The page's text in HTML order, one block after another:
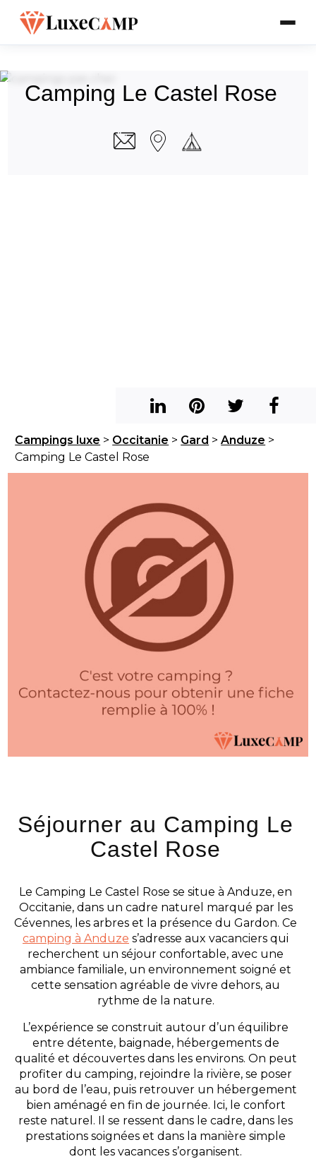
Camping Le Castel Rose
Campings luxe > Occitanie > Gard >Anduze >
Camping Le Castel Rose
Séjourner au Camping Le
Castel Rose
Le Camping Le Castel Rose se situe à Anduze, en
Occitanie, dans un cadre naturel marqué par les
Cévennes, les arbres et la présence du Gardon. Ce
camping à Anduze s’adresse aux vacanciers qui
recherchent un séjour confortable, avec une
ambiance familiale, un environnement soigné et
cette sensation agréable de vivre dehors, au
rythme de la nature.
L’expérience se construit autour d’un équilibre
entre détente, baignade, hébergements de
qualité et découvertes dans les environs. On peut
profiter du camping, rejoindre la rivière, se poser
au bord de l’eau, puis retrouver un hébergement
bien aménagé en fin de journée. Ici, le confort
reste naturel. Il se ressent dans le cadre, dans les
prestations soignées et dans la manière simple
dont les vacances s’organisent.